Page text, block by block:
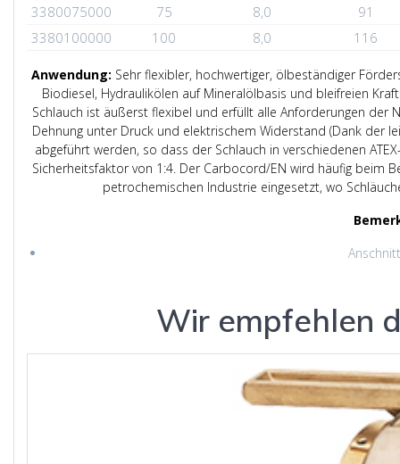
3380075000
75 8,0
91
3380100000
100 8,0 116
Anwendung: Sehr flexibler, hochwertiger, ölbeständiger
Biodiesel, Hydraulikölen auf Mineralölbasis und bleifreien
Schlauch ist äußerst flexibel und erfüllt alle Anforderungen der
Dehnung unter Druck und elektrischem Widerstand (Dank der
abgeführt werden, so dass der Schlauch in verschiedenen
Sicherheitsfaktor von 1:4. Der Carbocord/EN wird häufig beim
petrochemischen Industrie eingesetzt, wo
Wir empfehlen